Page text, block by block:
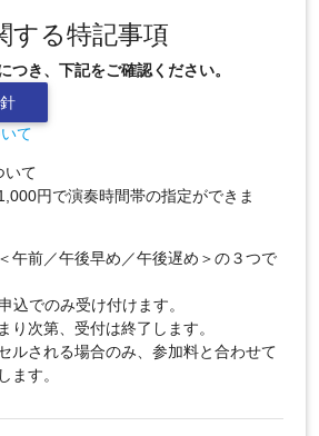
する特記事項
つき、下記をご確認ください。
て
いて
円で演奏時間帯の指定ができま
午前／午後早め／午後遅め＞の３つで
込でのみ受け付けます。
り次第、受付は終了します。
ルされる場合のみ、参加料と合わせて
ます。